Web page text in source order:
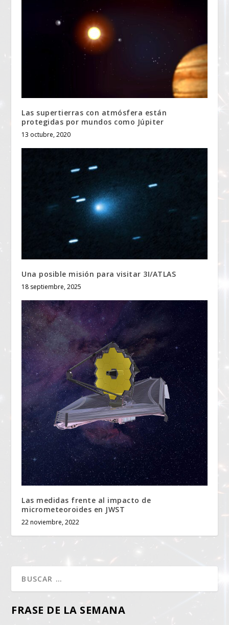
Las supertierras con atmósfera están
protegidas por mundos como Júpiter
13 octubre, 2020
Una posible misión para visitar 3I/ATLAS
18 septiembre, 2025
Las medidas frente al impacto de
micrometeoroides en JWST
22 noviembre, 2022
FRASE DE LA SEMANA